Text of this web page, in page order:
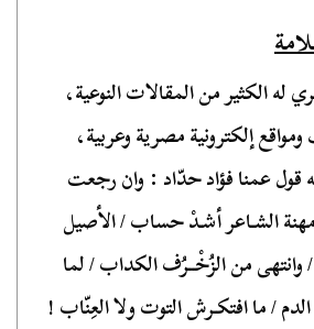
الكثير من المقالات النوعية،
إلكترونية مصرية وعربية،
قول عمنا فؤاد حدّاد : وان رجعت
الشـاعر أشـدْ حساب / الأصيل
/ وانتهى من الزُخْــرُف الكداب / لما
/ ما افتكـرش التوت ولا العِنّاب !